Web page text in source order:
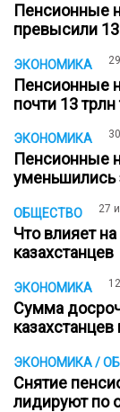
Пенсионные
превысили 13
ЭКОНОМИКА
Пенсионные
почти 13 трлн
ЭКОНОМИКА
Пенсионные
уменьшились
ОБЩЕСТВО 27
Что влияет
казахстанцев
ЭКОНОМИКА
Сумма
ЭКОНОМИКА /
Снятие
лидируют по